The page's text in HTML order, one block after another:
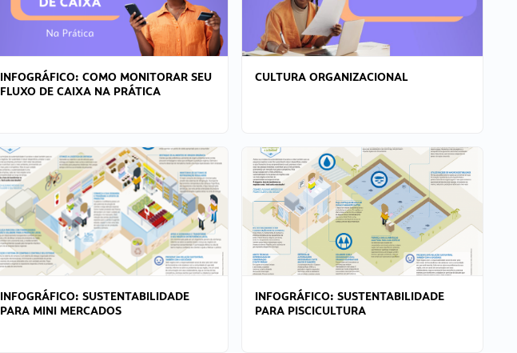
INFOGRÁFICO: COMO MONITORAR SEU
FLUXO DE CAIXA NA PRÁTICA
CULTURA ORGANIZACIONAL
INFOGRÁFICO: SUSTENTABILIDADE
PARA MINI MERCADOS
INFOGRÁFICO: SUSTENTABILIDADE
PARA PISCICULTURA